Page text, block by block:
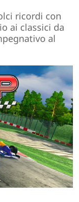
ricordi con
ai classici da
al